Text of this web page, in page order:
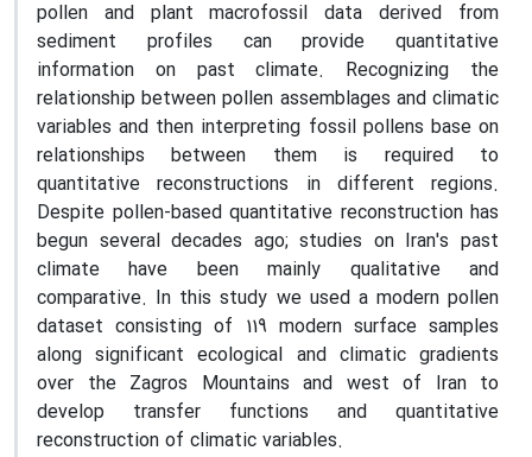
pollen and plant macrofossil data derived from
sediment profiles can provide quantitative
information on past climate. Recognizing the
relationship between pollen assemblages and climatic
variables and then interpreting fossil pollens base on
relationships between them is required to
quantitative reconstructions in different regions.
Despite pollen-based quantitative reconstruction has
begun several decades ago; studies on Iran's past
climate have been mainly qualitative and
comparative. In this study we used a modern pollen
dataset consisting of 119 modern surface samples
along significant ecological and climatic gradients
over the Zagros Mountains and west of Iran to
develop transfer functions and quantitative
reconstruction of climatic variables.